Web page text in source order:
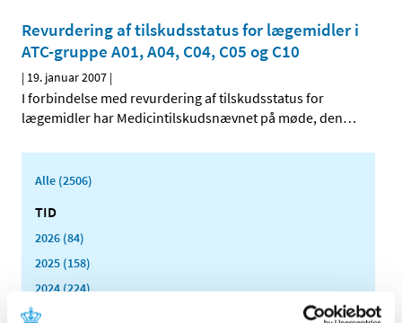
Revurdering af tilskudsstatus for lægemidler i
ATC-gruppe A01, A04, C04, C05 og C10
| 19. januar 2007 |
I forbindelse med revurdering af tilskudsstatus for
lægemidler har Medicintilskudsnævnet på møde, den…
Alle (2506)
TID
2026 (84)
2025 (158)
2024 (224)
2023 (195)